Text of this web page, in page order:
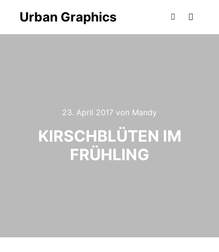
Urban Graphics
23. April 2017 von Mandy
KIRSCHBLÜTEN IM
FRÜHLING